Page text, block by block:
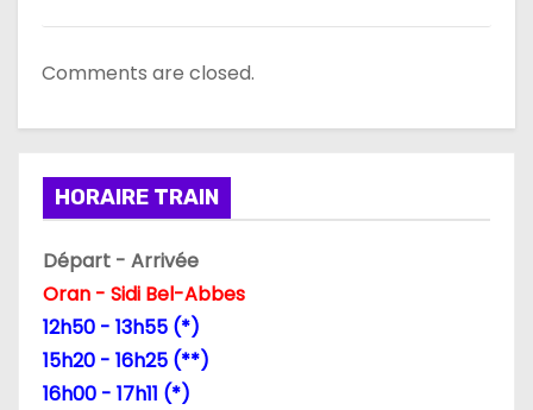
Comments are closed.
HORAIRE TRAIN
Départ - Arrivée
Oran - Sidi Bel-Abbes
12h50 - 13h55 (*)
15h20 - 16h25 (**)
16h00 - 17h11 (*)